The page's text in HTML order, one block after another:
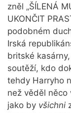
zněl „ŠÍLENÁ
UKONČIT
podobném
Irská
britské
soutěží, kdo
tehdy Harryho
než věděl něco
jako by všichni